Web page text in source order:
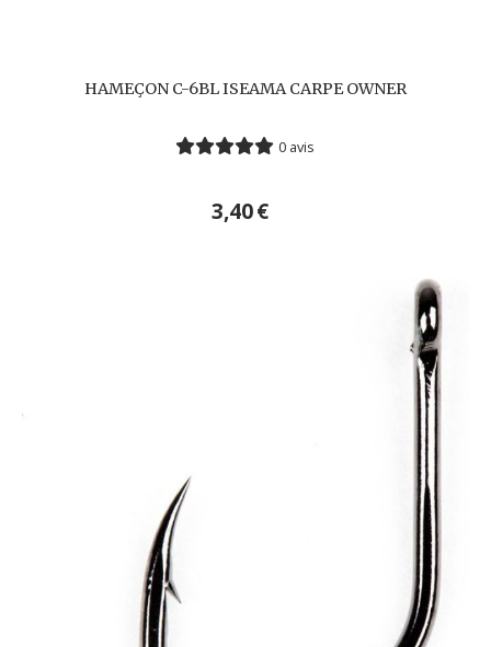
HAMEÇON C-6BL ISEAMA CARPE OWNER
0 avis
3,40€